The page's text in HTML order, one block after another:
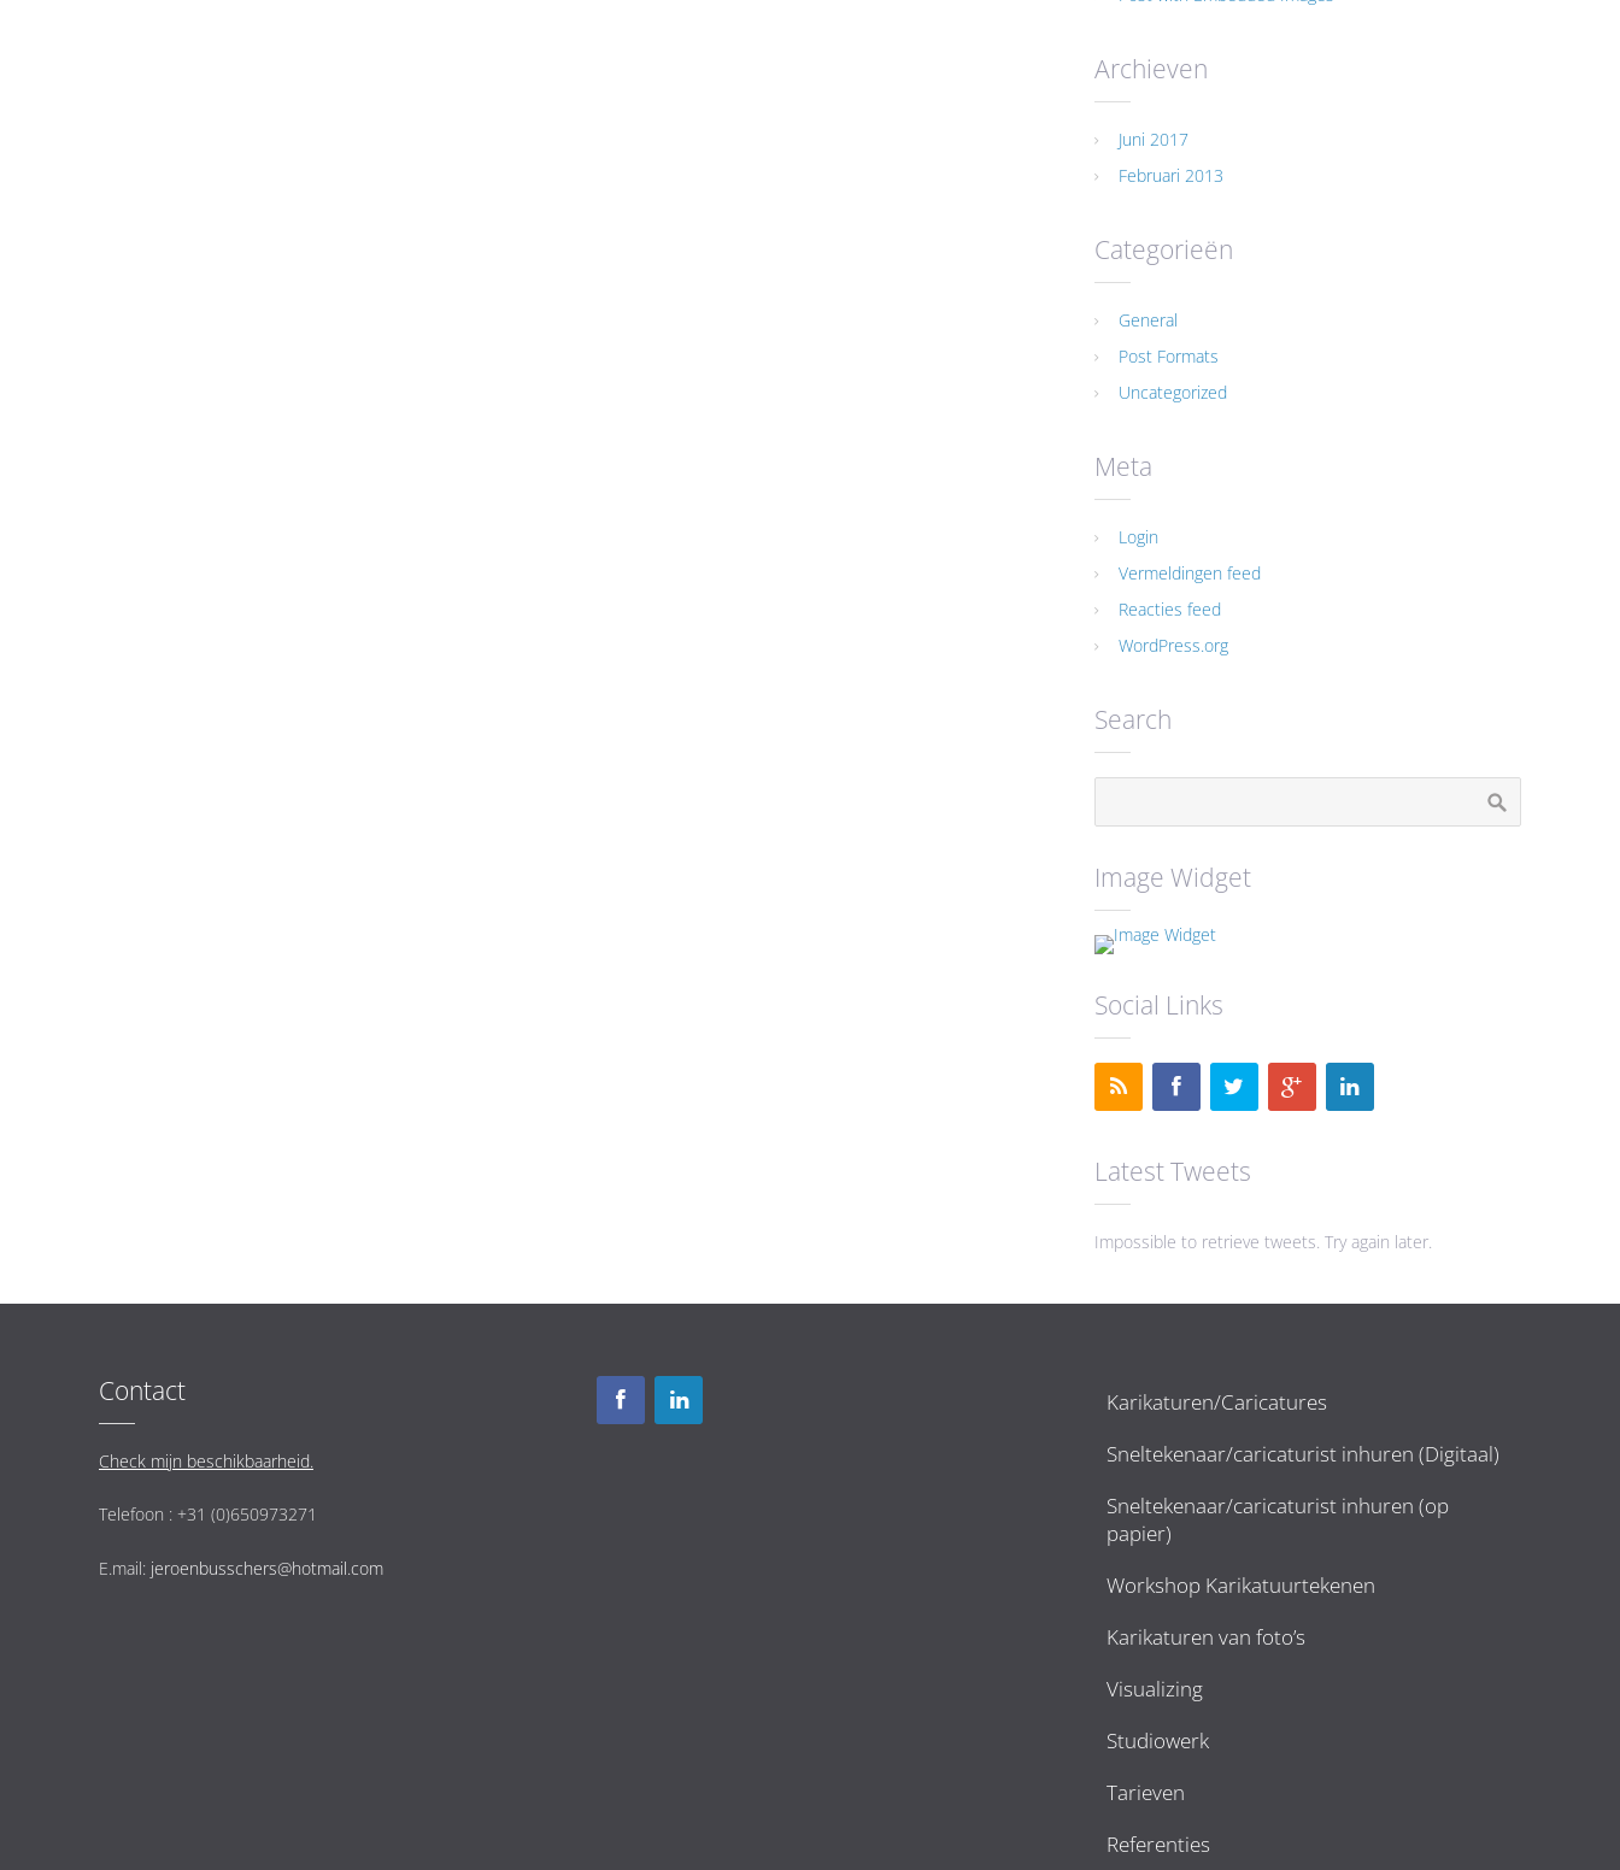
Archieven
Juni 2017
Februari 2013
Categorieën
General
Post Formats
Uncategorized
Meta
Login
Vermeldingen feed
Reacties feed
WordPress.org
Search
Image Widget
Social Links
Latest Tweets
Impossible to retrieve tweets. Try again later.
Contact
Check mijn beschikbaarheid.
Telefoon : +31 (0)650973271
E.mail: jeroenbusschers@hotmail.com
Karikaturen/Caricatures
Sneltekenaar/caricaturist inhuren (Digitaal)
Sneltekenaar/caricaturist inhuren (op
papier)
Workshop Karikatuurtekenen
Karikaturen van foto’s
Visualizing
Studiowerk
Tarieven
Referenties